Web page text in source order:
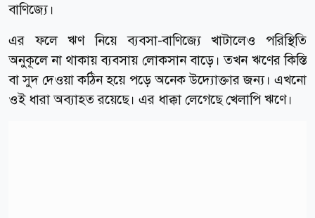
বাণিজ্যে।
এর ফলে ঋণ নিয়ে ব্যবসা-বাণিজ্যে খাটালেও পরিস্থিতি
অনুকূলে না থাকায় ব্যবসায় লোকসান বাড়ে। তখন ঋণের কিস্তি
বা সুদ দেওয়া কঠিন হয়ে পড়ে অনেক উদ্যোক্তার জন্য। এখনো
ওই ধারা অব্যাহত রয়েছে। এর ধাক্কা লেগেছে খেলাপি ঋণে।